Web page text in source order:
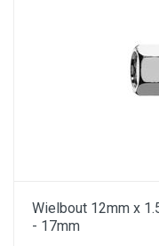
Wielbout 12mm x
- 17mm